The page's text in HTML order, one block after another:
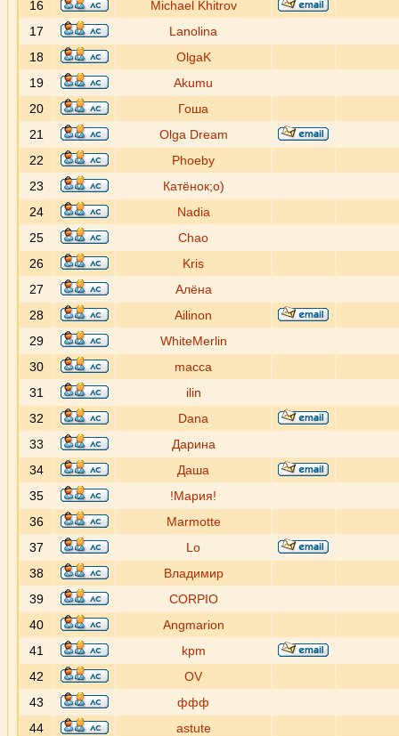
16
Michael Khitrov
17
Lanolina
18
OlgaK
19
Akumu
20
Гоша
21
Olga Dream
22
Phoeby
23
Катёнок;о)
24
Nadia
25
Chao
26
Kris
27
Алёна
28
Ailinon
29
WhiteMerlin
30
macca
31
ilin
32
Dana
33
Дарина
34
Даша
35
!Мария!
36
Marmotte
37
Lo
38
Владимир
39
CORPIO
40
Angmarion
41
kpm
42
OV
43
ффф
44
astute